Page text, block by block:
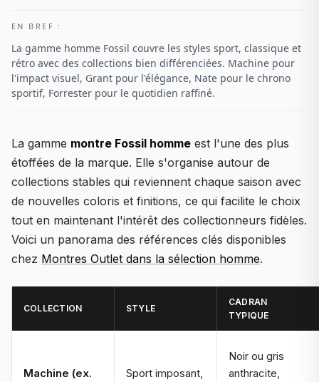
EN BREF :
La gamme homme Fossil couvre les styles sport, classique et
rétro avec des collections bien différenciées. Machine pour
l'impact visuel, Grant pour l'élégance, Nate pour le chrono
sportif, Forrester pour le quotidien raffiné.
La gamme montre Fossil homme est l'une des plus
étoffées de la marque. Elle s'organise autour de
collections stables qui reviennent chaque saison avec
de nouvelles coloris et finitions, ce qui facilite le choix
tout en maintenant l'intérêt des collectionneurs fidèles.
Voici un panorama des références clés disponibles
chez Montres Outlet dans la sélection homme.
COLLECTION STYLE
CADRAN
TYPIQUE
Machine (ex.
Sport imposant,
Noir ou gris
anthracite,